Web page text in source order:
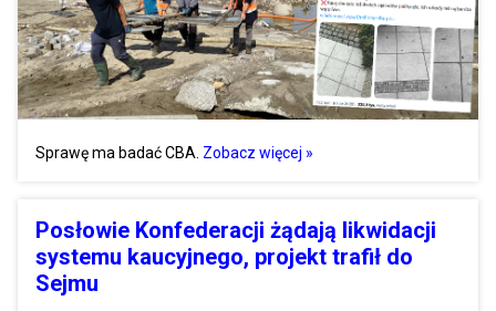
Sprawę ma badać CBA. Zobacz więcej »
Posłowie Konfederacji żądają likwidacji
systemu kaucyjnego, projekt trafił do
Sejmu